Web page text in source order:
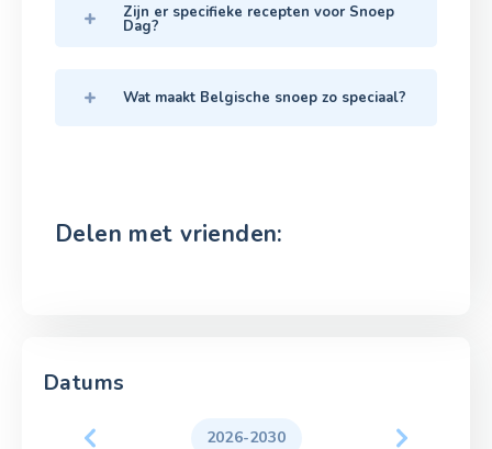
Zijn er specifieke recepten voor Snoep
Dag?
Wat maakt Belgische snoep zo speciaal?
Delen met vrienden:
Datums
2026-2030